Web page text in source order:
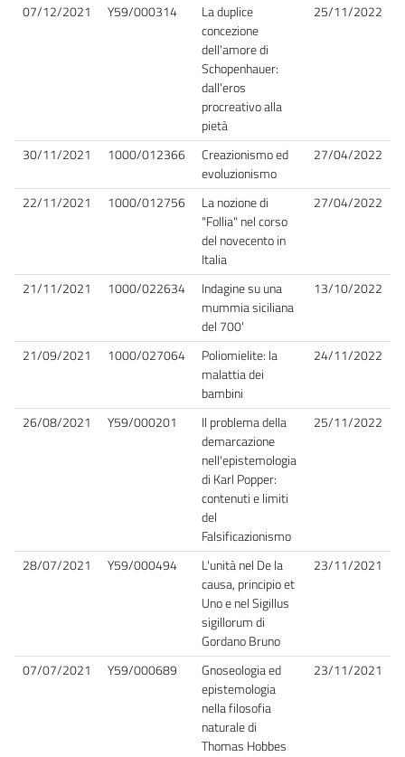
07/12/2021 Y59/000314
La duplice
concezione
dell'amore di
Schopenhauer:
dall'eros
procreativo alla
pietà
25/11/2022
30/11/2021 1000/012366
Creazionismo ed
evoluzionismo
27/04/2022
22/11/2021 1000/012756
La nozione di
"Follia" nel corso
del novecento in
Italia
27/04/2022
21/11/2021 1000/022634
Indagine su una
mummia siciliana
del 700'
13/10/2022
21/09/2021 1000/027064
Poliomielite: la
malattia dei
bambini
24/11/2022
26/08/2021 Y59/000201
Il problema della
demarcazione
nell'epistemologia
di Karl Popper:
contenuti e limiti
del
Falsificazionismo
25/11/2022
28/07/2021 Y59/000494
L'unità nel De la
causa, principio et
Uno e nel Sigillus
sigillorum di
Gordano Bruno
23/11/2021
07/07/2021 Y59/000689
Gnoseologia ed
epistemologia
nella filosofia
naturale di
Thomas Hobbes
23/11/2021